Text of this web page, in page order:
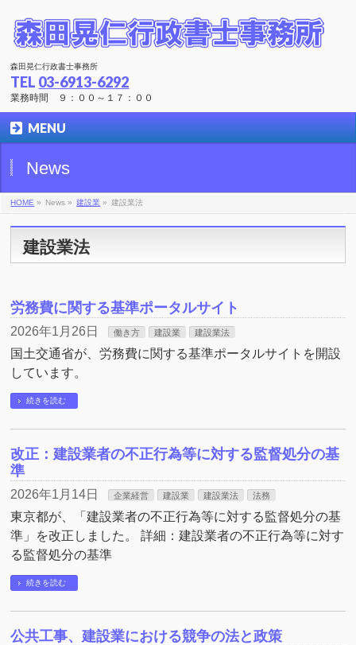
森田晃仁行政書士事務所
TEL 03-6913-6292
業務時間 ９：００～１７：００
MENU
News
HOME » News » 建設業 » 建設業法
建設業法
労務費に関する基準ポータルサイト
2026年1月26日 働き方 建設業 建設業法
国土交通省が、労務費に関する基準ポータルサイトを開設
しています。
続きを読む
改正：建設業者の不正行為等に対する監督処分の基
準
2026年1月14日 企業経営 建設業 建設業法 法務
東京都が、「建設業者の不正行為等に対する監督処分の基
準」を改正しました。 詳細：建設業者の不正行為等に対す
る監督処分の基準
続きを読む
公共工事、建設業における競争の法と政策